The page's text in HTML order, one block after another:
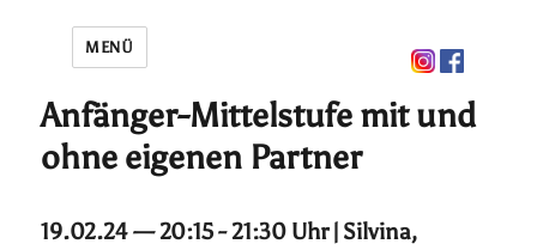
MENÜ
Anfänger-Mittelstufe mit und
ohne eigenen Partner
19.02.24 — 20:15 - 21:30 Uhr | Silvina,